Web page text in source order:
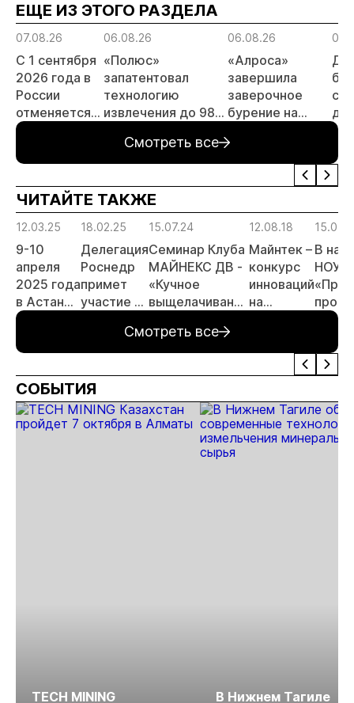
ЕЩЕ ИЗ ЭТОГО РАЗДЕЛА
07.08.26
С 1 сентября
2026 года в
России
отменяется
заявительный
россыпи:
отраслевые
риски и
прогнозы для
МСБ
06.08.26
«Полюс»
запатентовал
технологию
извлечения до 98%
металлургического
шлака
06.08.26
«Алроса»
завершила
заверочное
бурение на
месторождении
Дегдекан
Смотреть все
ЧИТАЙТЕ ТАКЖЕ
12.03.25
9-10
апреля
2025 года
в Астане
состоится
выставка
MINEX
Казахстан
2025
18.02.25
Делегация
Роснедр
примет
участие в
МАЙНЕКС
Дальний
Восток в
Магадане
15.07.24
Семинар Клуба
МАЙНЕКС ДВ -
«Кучное
выщелачивание
климате»
12.08.18
Майнтек –
конкурс
инноваций
на
В
НОУ
Смотреть все
СОБЫТИЯ
TECH MINING В Нижнем Тагиле